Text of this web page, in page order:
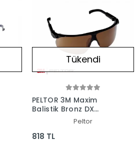
Tükendi
PELTOR 3M Maxim
Balistik Bronz DX
Peltor
818 TL